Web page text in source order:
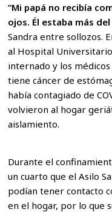
“Mi papá no recibía
ojos. Él estaba más
Sandra entre sollozos.
al Hospital
internado y los
tiene cáncer de
había contagiado de
volvieron al hogar
aislamiento.
Durante el
un cuarto que el Asilo
podían tener contacto
en el hogar, por lo que